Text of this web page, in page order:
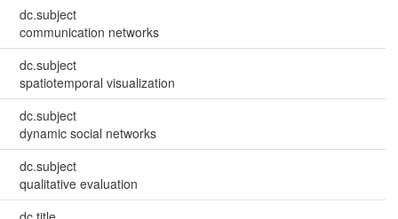
dc.subject
communication networks
dc.subject
spatiotemporal visualization
dc.subject
dynamic social networks
dc.subject
qualitative evaluation